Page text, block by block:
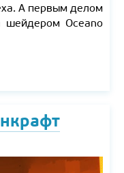
А первым делом
шейдером Oceano